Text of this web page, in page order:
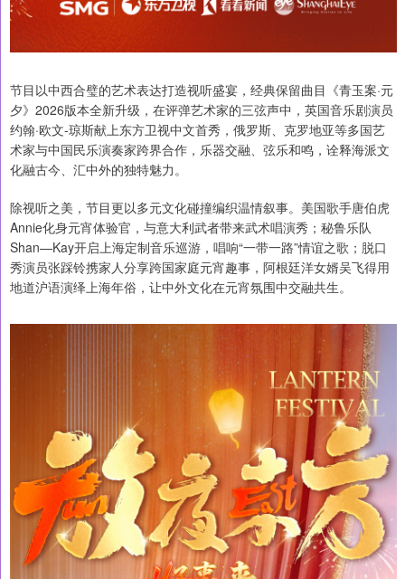
节目以中西合璧的艺术表达打造视听盛宴，经典保留曲目《青玉案·元
夕》2026版本全新升级，在评弹艺术家的三弦声中，英国音乐剧演员
约翰·欧文-琼斯献上东方卫视中文首秀，俄罗斯、克罗地亚等多国艺
术家与中国民乐演奏家跨界合作，乐器交融、弦乐和鸣，诠释海派文
化融古今、汇中外的独特魅力。
除视听之美，节目更以多元文化碰撞编织温情叙事。美国歌手唐伯虎
Annie化身元宵体验官，与意大利武者带来武术唱演秀；秘鲁乐队
Shan—Kay开启上海定制音乐巡游，唱响“一带一路”情谊之歌；脱口
秀演员张踩铃携家人分享跨国家庭元宵趣事，阿根廷洋女婿吴飞得用
地道沪语演绎上海年俗，让中外文化在元宵氛围中交融共生。